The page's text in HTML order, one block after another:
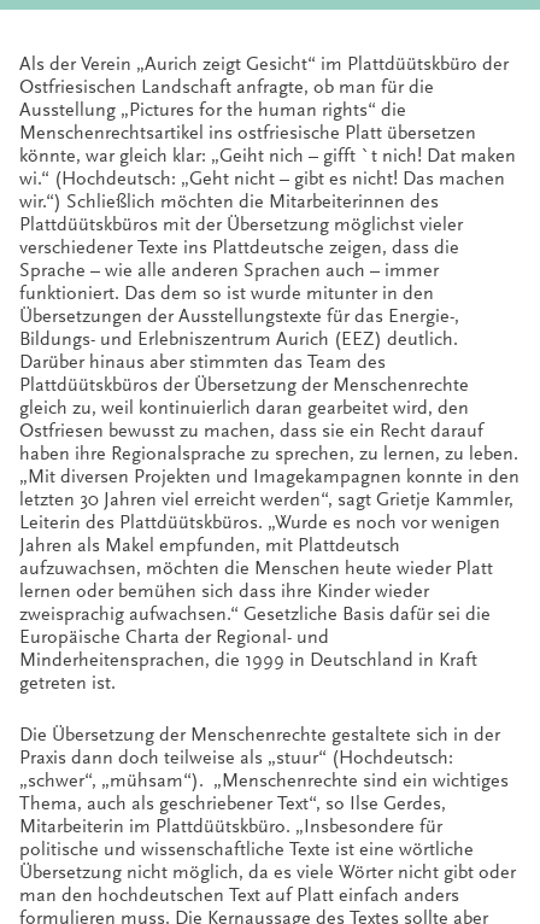
Als der Verein „Aurich zeigt Gesicht“ im Plattdüütskbüro der
Ostfriesischen Landschaft anfragte, ob man für die
Ausstellung „Pictures for the human rights“ die
Menschenrechtsartikel ins ostfriesische Platt übersetzen
könnte, war gleich klar: „Geiht nich – gifft `t nich! Dat maken
wi.“ (Hochdeutsch: „Geht nicht – gibt es nicht! Das machen
wir.“) Schließlich möchten die Mitarbeiterinnen des
Plattdüütskbüros mit der Übersetzung möglichst vieler
verschiedener Texte ins Plattdeutsche zeigen, dass die
Sprache – wie alle anderen Sprachen auch – immer
funktioniert. Das dem so ist wurde mitunter in den
Übersetzungen der Ausstellungstexte für das Energie-,
Bildungs- und Erlebniszentrum Aurich (EEZ) deutlich.
Darüber hinaus aber stimmten das Team des
Plattdüütskbüros der Übersetzung der Menschenrechte
gleich zu, weil kontinuierlich daran gearbeitet wird, den
Ostfriesen bewusst zu machen, dass sie ein Recht darauf
haben ihre Regionalsprache zu sprechen, zu lernen, zu leben.
„Mit diversen Projekten und Imagekampagnen konnte in den
letzten 30 Jahren viel erreicht werden“, sagt Grietje Kammler,
Leiterin des Plattdüütskbüros. „Wurde es noch vor wenigen
Jahren als Makel empfunden, mit Plattdeutsch
aufzuwachsen, möchten die Menschen heute wieder Platt
lernen oder bemühen sich dass ihre Kinder wieder
zweisprachig aufwachsen.“ Gesetzliche Basis dafür sei die
Europäische Charta der Regional- und
Minderheitensprachen, die 1999 in Deutschland in Kraft
getreten ist.
Die Übersetzung der Menschenrechte gestaltete sich in der
Praxis dann doch teilweise als „stuur“ (Hochdeutsch:
„schwer“, „mühsam“). „Menschenrechte sind ein wichtiges
Thema, auch als geschriebener Text“, so Ilse Gerdes,
Mitarbeiterin im Plattdüütskbüro. „Insbesondere für
politische und wissenschaftliche Texte ist eine wörtliche
Übersetzung nicht möglich, da es viele Wörter nicht gibt oder
man den hochdeutschen Text auf Platt einfach anders
formulieren muss. Die Kernaussage des Textes sollte aber